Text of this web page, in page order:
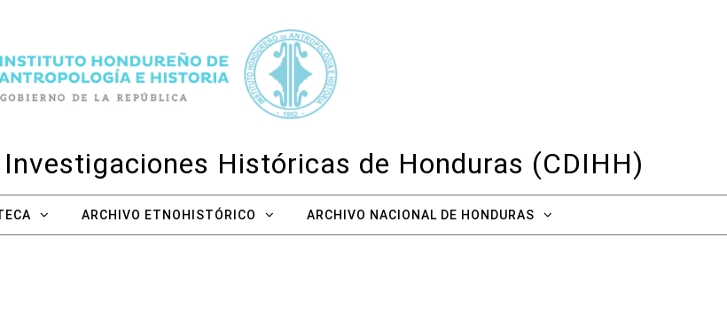
Históricas de Honduras (CDIHH)
ARCHIVO ETNOHISTÓRICO ARCHIVO NACIONAL DE HONDURAS